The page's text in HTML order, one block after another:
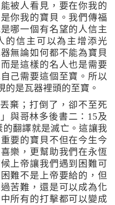
被人看見，要在你我的
你我的寶貝。我們傳福
哪一個有名望的人信主
的信主可以為主增添光
無論如何都不能為寶貝
是這樣的名人也是需要
己需要這個至寶。所以
的是瓦器裡頭的至寶。
棄；打倒了，卻不至死
與哥林多後書二： 15及
的翻譯就是滅亡。這讓我
要的寶貝不但在今生今
樂，更幫助我們在永恆
上帝讓我們遇到困難可
難不是上帝要給的，但
苦難，還是可以成為化
所有的打擊都可以變成